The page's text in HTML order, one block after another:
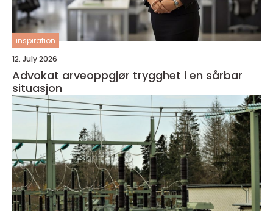
inspiration
12. July 2026
Advokat arveoppgjør trygghet i en sårbar
situasjon